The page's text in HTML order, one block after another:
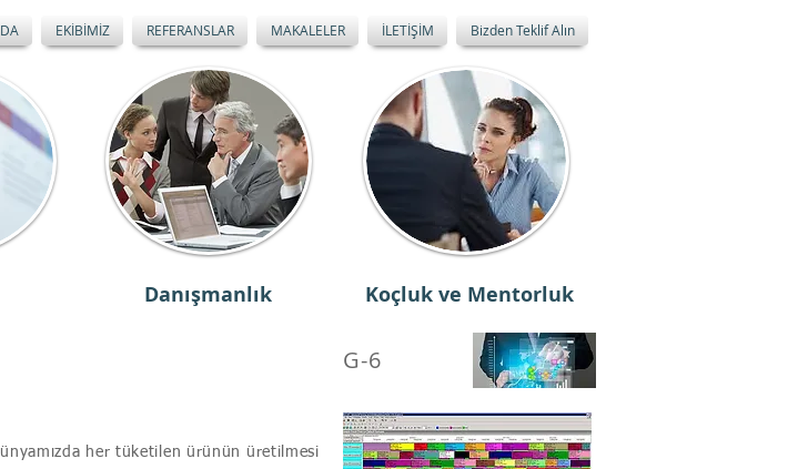
EKİBİMİZ REFERANSLAR MAKALELER İLETİŞİM Bizden Teklif Alın
Danışmanlık Koçluk ve Mentorluk
G-6
her tüketilen ürünün üretilmesi